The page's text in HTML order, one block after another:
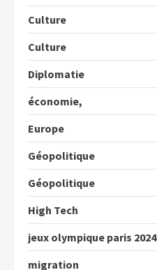
Culture
Culture
Diplomatie
économie,
Europe
Géopolitique
Géopolitique
High Tech
jeux olympique paris 2024
migration